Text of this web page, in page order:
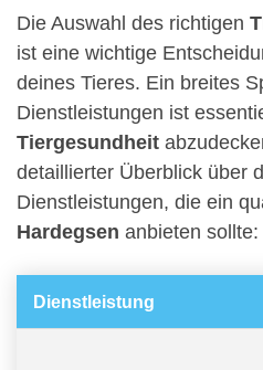
Die Auswahl des richtigen
ist eine wichtige
deines Tieres. Ein breites
Dienstleistungen ist
Tiergesundheit
detaillierter Überblick über
Dienstleistungen, die ein
Hardegsen anbieten sollte:
Dienstleistung